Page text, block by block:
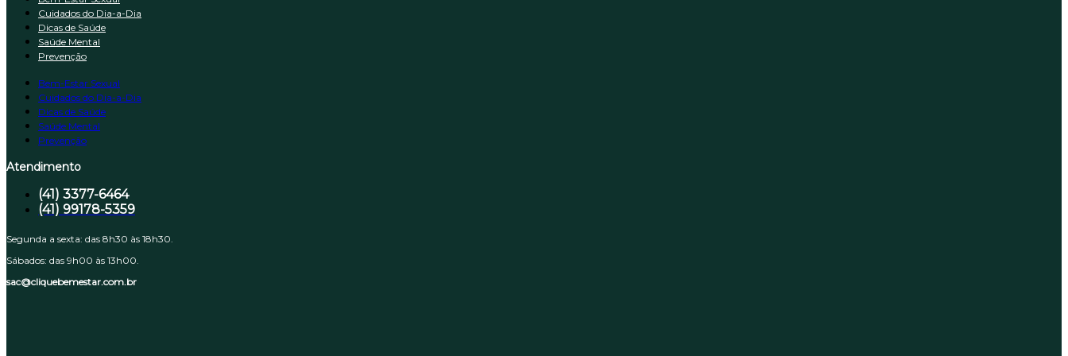
Cuidados do Dia-a-Dia
Dicas de Saúde
Saúde Mental
Prevenção
Bem-Estar Sexual
Cuidados do Dia-a-Dia
Dicas de Saúde
Saúde Mental
Prevenção
Atendimento
(41) 3377-6464
(41) 99178-5359
Segunda a sexta: das 8h30 às 18h30.
Sábados: das 9h00 às 13h00.
sac@cliquebemestar.com.br